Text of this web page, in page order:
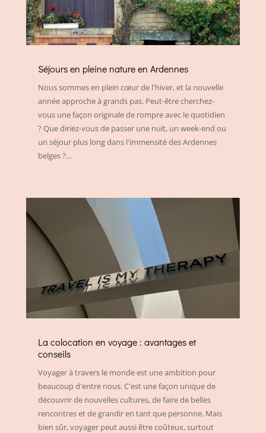
Séjours en pleine nature en Ardennes
Nous sommes en plein cœur de l'hiver, et la nouvelle
année approche à grands pas. Peut-être cherchez-
vous une façon originale de rompre avec le quotidien
? Que diriez-vous de passer une nuit, un week-end ou
un séjour plus long dans l'immensité des Ardennes
belges ?...
La colocation en voyage : avantages et
conseils
Voyager à travers le monde est une ambition pour
beaucoup d'entre nous. C'est une façon unique de
découvrir de nouvelles cultures, de faire de belles
rencontres et de grandir en tant que personne. Mais
bien sûr, voyager peut aussi être coûteux, surtout